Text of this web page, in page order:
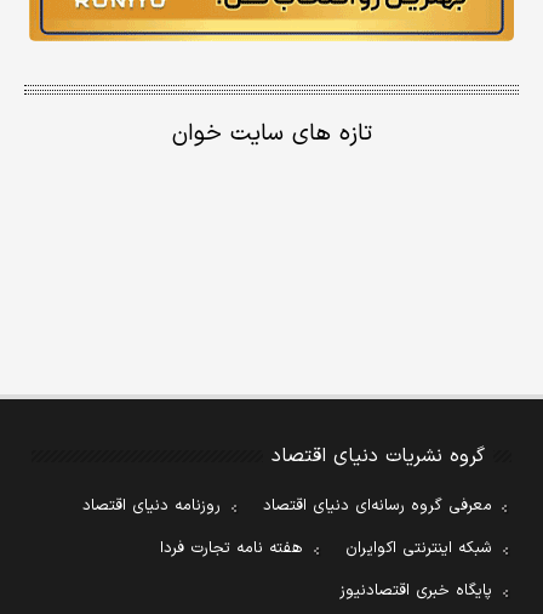
تازه های سایت خوان
گروه نشریات دنیای اقتصاد
معرفی گروه رسانه‌ای دنیای اقتصاد
روزنامه دنیای اقتصاد
شبکه اینترنتی اکوایران
هفته نامه تجارت فردا
پایگاه خبری اقتصادنیوز